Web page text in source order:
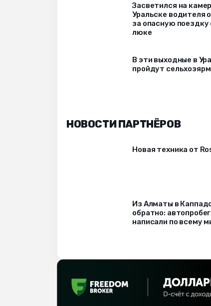
Засветился на
Уральске водителя
за опасную поездку
люке
В эти выходные в
пройдут
НОВОСТИ ПАРТНЁРОВ
Новая техника от
Из Алматы в
обратно:
написали по всему